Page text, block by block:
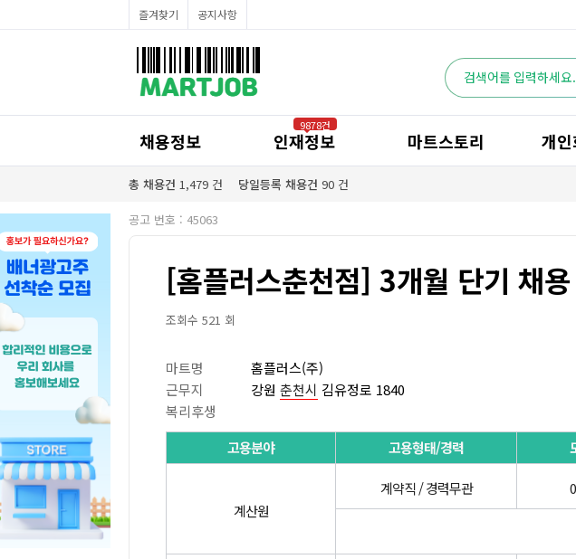
공산직원채용정보
농산/야채청과직원채용정보
수산직원채용정보
즐겨찾기 공지사항
채용정보 인재정보
9878건
마트스토리 개
총 채용건 1,479 건 당일등록 채용건 90 건
공고 번호 : 45063
[홈플러스춘천점] 3개월 단기 채
조회수 521 회
마트명 홈플러스(주)
근무지
강원 춘천시 김유정로 1840
복리후생
고용분야
고용형태/경력
계산원
계약직 / 경력무관